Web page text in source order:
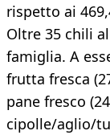
rispetto ai
Oltre 35 chili
famiglia. A
frutta fresca
pane fresco
cipolle/aglio/